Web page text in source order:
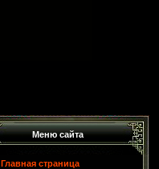
Меню сайта
Главная страница